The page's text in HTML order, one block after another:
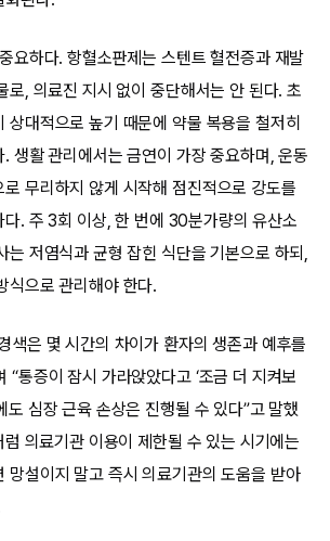
요하다. 항혈소판제는 스텐트 혈전증과 재발
로, 의료진 지시 없이 중단해서는 안 된다. 초
상대적으로 높기 때문에 약물 복용을 철저히
생활 관리에서는 금연이 가장 중요하며, 운동
무리하지 않게 시작해 점진적으로 강도를
다. 주 3회 이상, 한 번에 30분가량의 유산소
는 저염식과 균형 잡힌 식단을 기본으로 하되,
식으로 관리해야 한다.
색은 몇 시간의 차이가 환자의 생존과 예후를
“통증이 잠시 가라앉았다고 ‘조금 더 지켜보
도 심장 근육 손상은 진행될 수 있다”고 말했
럼 의료기관 이용이 제한될 수 있는 시기에는
망설이지 말고 즉시 의료기관의 도움을 받아